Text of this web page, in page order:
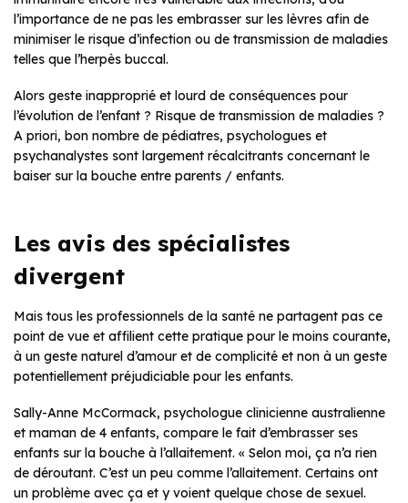
l’importance de ne pas les embrasser sur les lèvres afin de
minimiser le risque d’infection ou de transmission de maladies
telles que l’herpès buccal.
Alors geste inapproprié et lourd de conséquences pour
l’évolution de l’enfant ? Risque de transmission de maladies ?
A priori, bon nombre de pédiatres, psychologues et
psychanalystes sont largement récalcitrants concernant le
baiser sur la bouche entre parents / enfants.
Les avis des spécialistes
divergent
Mais tous les professionnels de la santé ne partagent pas ce
point de vue et affilient cette pratique pour le moins courante,
à un geste naturel d’amour et de complicité et non à un geste
potentiellement préjudiciable pour les enfants.
Sally-Anne McCormack, psychologue clinicienne australienne
et maman de 4 enfants, compare le fait d’embrasser ses
enfants sur la bouche à l’allaitement. « Selon moi, ça n’a rien
de déroutant. C’est un peu comme l’allaitement. Certains ont
un problème avec ça et y voient quelque chose de sexuel.